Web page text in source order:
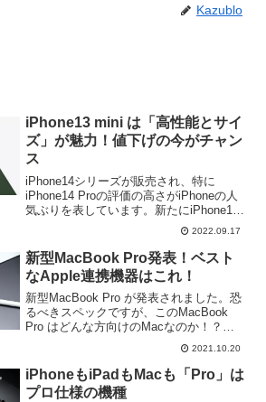
Kazublo
iPhone13 mini は「高性能とサイ
ズ」が魅力！値下げの今がチャン
ス
iPhone14シリーズが販売され、特に
iPhone14 Proの評価の高さがiPhoneの人
気ぶりを表しています。新たにiPhone14
Plusがラインナップへ加わり、そして
iPhone12〜13のラインナップにあった
「mini」が外れました。iPhone14シリー
ズの登場にあわせて価格が下がった
iPhone13 mini、購入するラストチャンス
になるかもしれません。
2022.09.17
新型MacBook Pro発表！ベスト
なApple連携機器はこれ！
新型MacBook Pro が発表されました。恐
るべきスペックですが、このMacBook
Pro はどんな方向けのMacなのか！？
Apple最大の魅力である「連携（連係）」
を利用する為にはどのiPhone、どの
iPad、どのMac を利用すればいいのかを
簡単に解説していきます。
2021.10.20
iPhoneもiPadもMacも「Pro」は
プロ仕様の機種